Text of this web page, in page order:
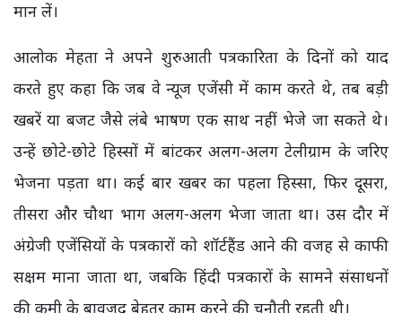
मान लें।
आलोक मेहता ने अपने शुरुआती पत्रकारिता के दिनों को याद
करते हुए कहा कि जब वे न्यूज एजेंसी में काम करते थे, तब बड़ी
खबरें या बजट जैसे लंबे भाषण एक साथ नहीं भेजे जा सकते थे।
उन्हें छोटे-छोटे हिस्सों में बांटकर अलग-अलग टेलीग्राम के जरिए
भेजना पड़ता था। कई बार खबर का पहला हिस्सा, फिर दूसरा,
तीसरा और चौथा भाग अलग-अलग भेजा जाता था। उस दौर में
अंग्रेजी एजेंसियों के पत्रकारों को शॉर्टहैंड आने की वजह से काफी
सक्षम माना जाता था, जबकि हिंदी पत्रकारों के सामने संसाधनों
की कमी के बावजूद बेहतर काम करने की चुनौती रहती थी।